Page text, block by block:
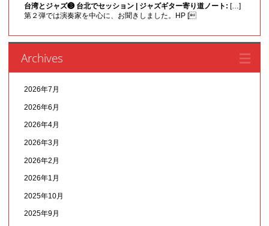
台湾とジャズ❸ 台北でセッション | ジャズギター寄り道ノート: […]
第２弾では演奏家を中心に、お聞きしました。HP [
Archives
2026年7月
2026年6月
2026年4月
2026年3月
2026年2月
2026年1月
2025年10月
2025年9月